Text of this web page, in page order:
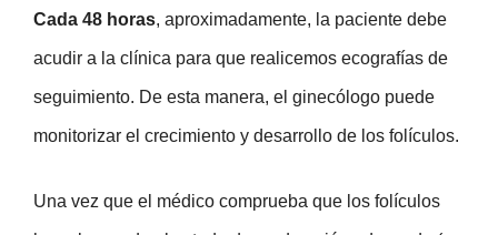
Cada 48 horas, aproximadamente, la paciente debe
acudir a la clínica para que realicemos ecografías de
seguimiento. De esta manera, el ginecólogo puede
monitorizar el crecimiento y desarrollo de los folículos.
Una vez que el médico comprueba que los folículos